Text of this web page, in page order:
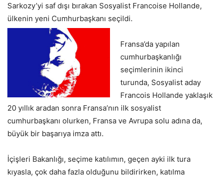
Sarkozy’yi saf dışı bırakan Sosyalist Francoise Hollande,
ülkenin yeni Cumhurbaşkanı seçildi.
Fransa’da yapılan
cumhurbaşkanlığı
seçimlerinin ikinci
turunda, Sosyalist aday
Francois Hollande yaklaşık
20 yıllık aradan sonra Fransa’nın ilk sosyalist
cumhurbaşkanı olurken, Fransa ve Avrupa solu adına da,
büyük bir başarıya imza attı.
İçişleri Bakanlığı, seçime katılımın, geçen ayki ilk tura
kıyasla, çok daha fazla olduğunu bildirirken, katılma